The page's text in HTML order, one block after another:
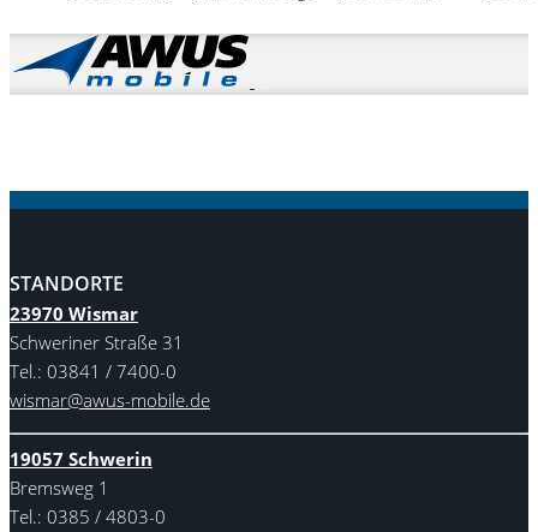
STANDORTE
23970 Wismar
Schweriner Straße 31
Tel.: 03841 / 7400-0
wismar@awus-mobile.de
19057 Schwerin
Bremsweg 1
Tel.: 0385 / 4803-0